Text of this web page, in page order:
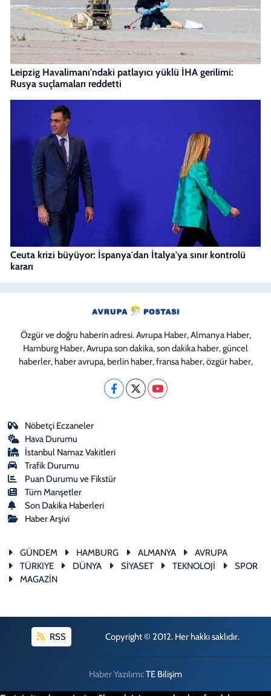
Leipzig Havalimanı'ndaki patlayıcı yüklü İHA gerilimi:
Rusya suçlamaları reddetti
Ceuta krizi büyüyor: İspanya'dan İtalya'ya sınır kontrolü
kararı
Özgür ve doğru haberin adresi. Avrupa Haber, Almanya Haber,
Hamburg Haber, Avrupa son dakika, son dakika haber, güncel
haberler, haber avrupa, berlin haber, fransa haber, özgür haber,
Nöbetçi Eczaneler
Hava Durumu
İstanbul Namaz Vakitleri
Trafik Durumu
Puan Durumu ve Fikstür
Tüm Manşetler
Son Dakika Haberleri
Haber Arşivi
GÜNDEM HAMBURG ALMANYA
AVRUPA
TÜRKIYE
DÜNYA SİYASET TEKNOLOJİ
SPOR
MAGAZİN
RSS Copyright © 2012. Her hakkı saklıdır.
Haber Yazılımı:TE Bilişim